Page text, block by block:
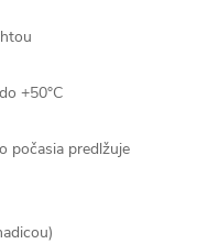
+50°C
počasia predlžuje